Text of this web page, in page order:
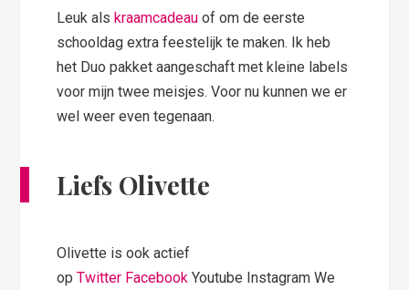
Leuk alskraamcadeau of om de eerste
schooldag extra feestelijk te maken. Ik heb
het Duo pakket aangeschaft met kleine labels
voor mijn twee meisjes. Voor nu kunnen we er
wel weer even tegenaan.
Liefs Olivette
Olivette is ook actief
opTwitter Facebook Youtube Instagram We